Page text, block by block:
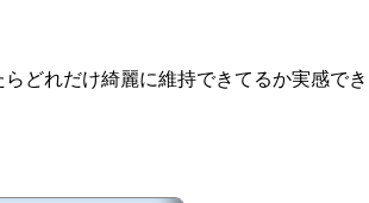
どれだけ綺麗に維持できてるか実感でき